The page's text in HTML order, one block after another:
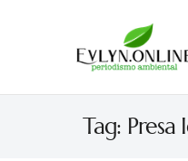
Tag:Periodismo